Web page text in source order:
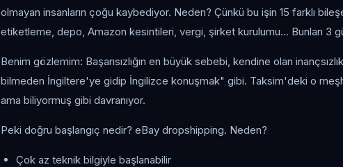
olmayan insanların çoğu kaybediyor. Neden? Çünkü bu işin 15 farklı
etiketleme, depo, Amazon kesintileri, vergi, şirket kurulumu... Bunları 3
Benim gözlemim: Başarısızlığın en büyük sebebi, kendine olan
bilmeden İngiltere'ye gidip İngilizce konuşmak" gibi. Taksim'deki o
ama biliyormuş gibi davranıyor.
Peki doğru başlangıç nedir? eBay dropshipping. Neden?
Çok az teknik bilgiyle başlanabilir